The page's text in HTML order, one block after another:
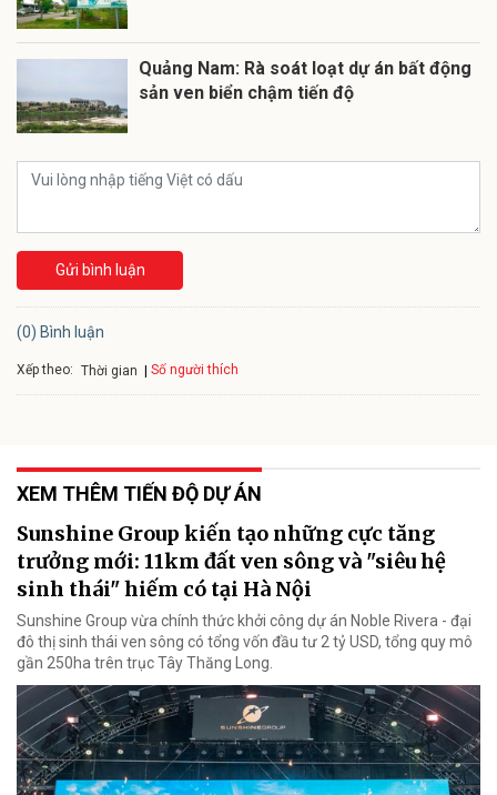
Quảng Nam: Rà soát loạt dự án bất động
sản ven biển chậm tiến độ
Gửi bình luận
(0) Bình luận
Xếp theo: Thời gian Số người thích
XEM THÊM TIẾN ĐỘ DỰ ÁN
Sunshine Group kiến tạo những cực tăng
trưởng mới: 11km đất ven sông và "siêu hệ
sinh thái" hiếm có tại Hà Nội
Sunshine Group vừa chính thức khởi công dự án Noble Rivera - đại
đô thị sinh thái ven sông có tổng vốn đầu tư 2 tỷ USD, tổng quy mô
gần 250ha trên trục Tây Thăng Long.